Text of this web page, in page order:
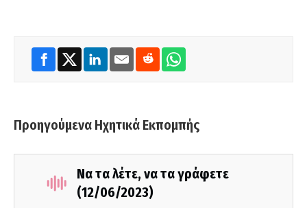
Προηγούμενα Ηχητικά Εκπομπής
Να τα λέτε, να τα γράφετε
(12/06/2023)